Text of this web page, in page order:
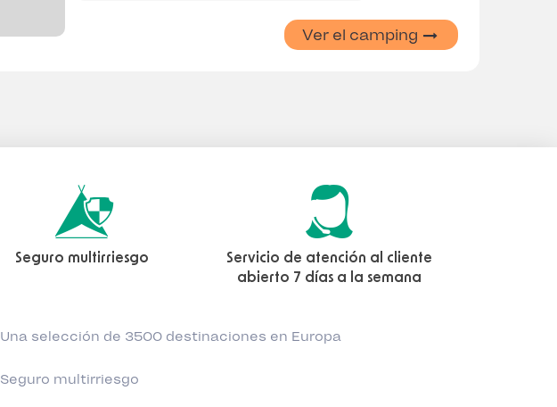
Ver el camping
Seguro multirriesgo
Servicio de atención al cliente
abierto 7 días a la semana
Una selección de 3500 destinaciones en Europa
Seguro multirriesgo